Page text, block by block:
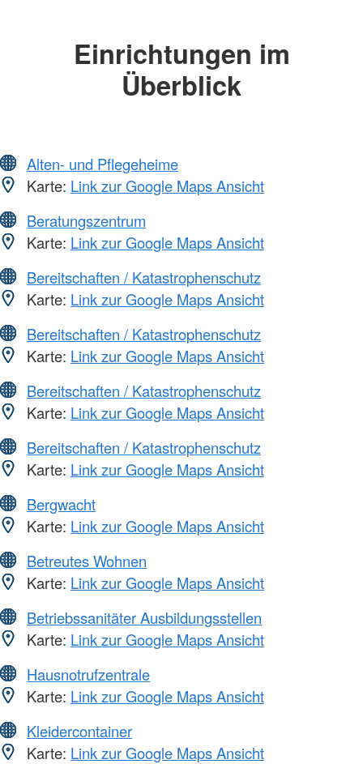
Einrichtungen im
Überblick
Alten- und Pflegeheime
Karte: Link zur Google Maps Ansicht
Beratungszentrum
Karte: Link zur Google Maps Ansicht
Bereitschaften / Katastrophenschutz
Karte: Link zur Google Maps Ansicht
Bereitschaften / Katastrophenschutz
Karte: Link zur Google Maps Ansicht
Bereitschaften / Katastrophenschutz
Karte: Link zur Google Maps Ansicht
Bereitschaften / Katastrophenschutz
Karte: Link zur Google Maps Ansicht
Bergwacht
Karte: Link zur Google Maps Ansicht
Betreutes Wohnen
Karte: Link zur Google Maps Ansicht
Betriebssanitäter Ausbildungsstellen
Karte: Link zur Google Maps Ansicht
Hausnotrufzentrale
Karte: Link zur Google Maps Ansicht
Kleidercontainer
Karte: Link zur Google Maps Ansicht